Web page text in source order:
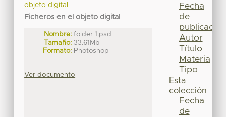
objeto digital
Ficheros en el objeto digital
Nombre: folder 1.psd
Tamaño: 33.61Mb
Formato: Photoshop
Ver documento
Fecha
de
publicación
Autor
Título
Materia
Tipo
Esta
colección
Fecha
de